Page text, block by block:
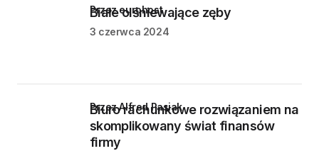
Białe olśniewające zęby
przez eurohost
3 czerwca 2024
Biuro rachunkowe rozwiązaniem na
skomplikowany świat finansów
firmy
przez Alfred Pasiak